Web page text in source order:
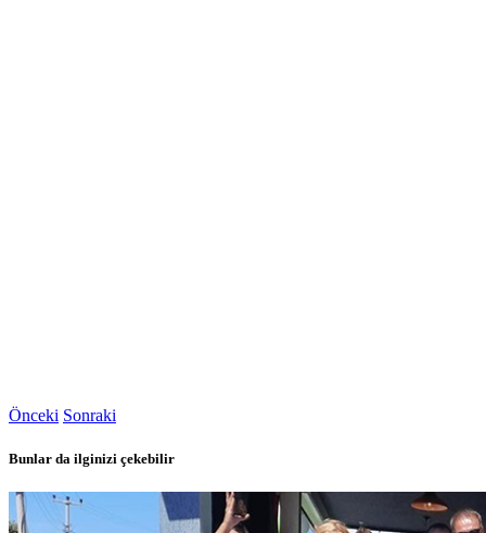
Önceki Sonraki
Bunlar da ilginizi çekebilir